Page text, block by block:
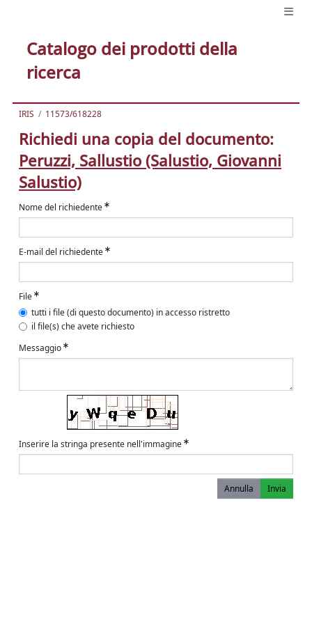
Catalogo dei prodotti della
ricerca
IRIS 11573/618228
Richiedi una copia del documento:
Peruzzi, Sallustio (Salustio, Giovanni
Salustio)
Nome del richiedente
E-mail del richiedente
File
tutti i file (di questo documento) in accesso ristretto
il file(s) che avete richiesto
Messaggio
Inserire la stringa presente nell'immagine
Annulla Invia